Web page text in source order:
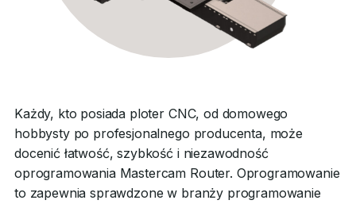
Każdy, kto posiada ploter CNC, od domowego
hobbysty po profesjonalnego producenta, może
docenić łatwość, szybkość i niezawodność
oprogramowania Mastercam Router. Oprogramowanie
to zapewnia sprawdzone w branży programowanie